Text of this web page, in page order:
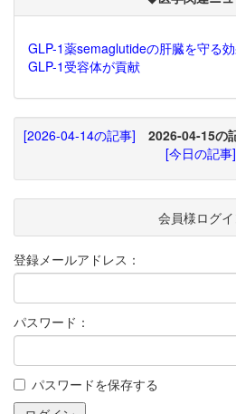
GLP-1薬semaglutideの肝臓を守る
GLP-1受容体が貢献
[2026-04-14の記事] 2026-04-15の
[今日の記事]
会員様ログ
登録メールアドレス：
パスワード：
パスワードを保存する